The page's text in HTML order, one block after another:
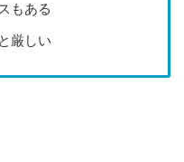
もある
厳しい